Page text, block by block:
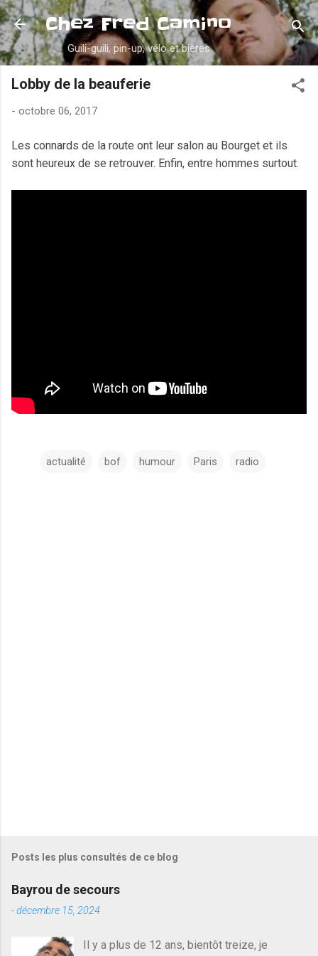
Accéder au contenu principal
Chez Fred Camino
Guili-guili, pin-up, vélo et bières
Lobby de la beauferie
- octobre 06, 2017
Les connards de la route ont leur salon au Bourget et ils
sont heureux de se retrouver. Enfin, entre hommes surtout.
actualité bof humour Paris radio
Posts les plus consultés de ce blog
Bayrou de secours
-décembre 15, 2024
Il y a plus de 12 ans, bientôt treize, je